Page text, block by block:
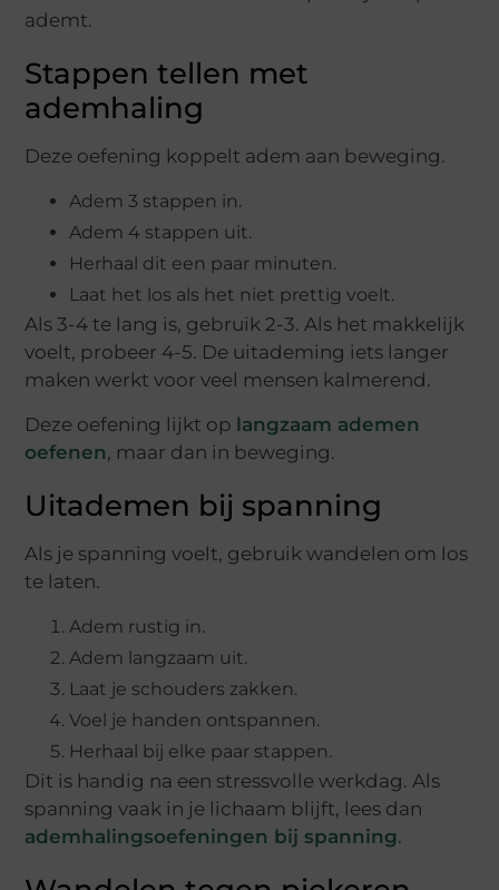
ademt.
Stappen tellen met
ademhaling
Deze oefening koppelt adem aan beweging.
Adem 3 stappen in.
Adem 4 stappen uit.
Herhaal dit een paar minuten.
Laat het los als het niet prettig voelt.
Als 3-4 te lang is, gebruik 2-3. Als het makkelijk
voelt, probeer 4-5. De uitademing iets langer
maken werkt voor veel mensen kalmerend.
Deze oefening lijkt op langzaam ademen
oefenen, maar dan in beweging.
Uitademen bij spanning
Als je spanning voelt, gebruik wandelen om los
te laten.
Adem rustig in.
Adem langzaam uit.
Laat je schouders zakken.
Voel je handen ontspannen.
Herhaal bij elke paar stappen.
Dit is handig na een stressvolle werkdag. Als
spanning vaak in je lichaam blijft, lees dan
ademhalingsoefeningen bij spanning.